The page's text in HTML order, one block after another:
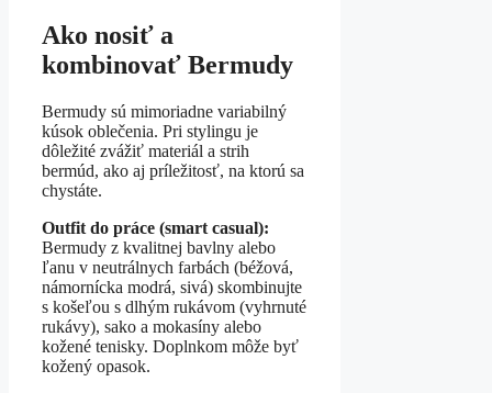
Ako nosiť a
kombinovať Bermudy
Bermudy sú mimoriadne variabilný
kúsok oblečenia. Pri stylingu je
dôležité zvážiť materiál a strih
bermúd, ako aj príležitosť, na ktorú sa
chystáte.
Outfit do práce (smart casual):
Bermudy z kvalitnej bavlny alebo
ľanu v neutrálnych farbách (béžová,
námornícka modrá, sivá) skombinujte
s košeľou s dlhým rukávom (vyhrnuté
rukávy), sako a mokasíny alebo
kožené tenisky. Doplnkom môže byť
kožený opasok.